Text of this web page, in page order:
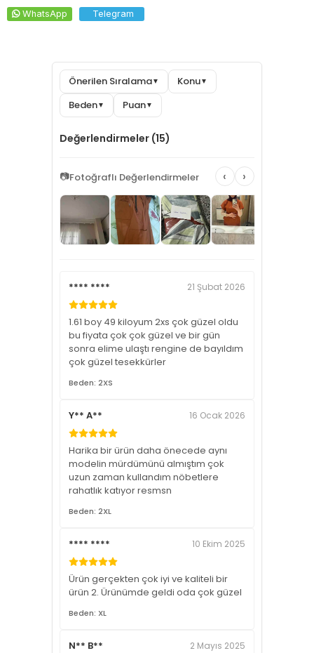
WhatsApp Telegram
Önerilen Sıralama▼ Konu▼
Beden▼ Puan▼
Değerlendirmeler (15)
📷Fotoğraflı Değerlendirmeler ‹ ›
**** **** 21 Şubat 2026
1.61 boy 49 kiloyum 2xs çok güzel oldu
bu fiyata çok çok güzel ve bir gün
sonra elime ulaştı rengine de bayıldım
çok güzel tesekkürler
Beden: 2XS
Y** A** 16 Ocak 2026
Harika bir ürün daha önecede aynı
modelin mürdümünü almıştım çok
uzun zaman kullandım nöbetlere
rahatlık katıyor resmsn
Beden: 2XL
**** **** 10 Ekim 2025
Ürün gerçekten çok iyi ve kaliteli bir
ürün 2. Ürünümde geldi oda çok güzel
Beden: XL
N** B** 2 Mayıs 2025